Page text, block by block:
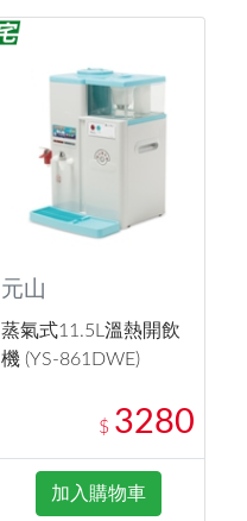
元山
蒸氣式11.5L溫熱開飲
機 (YS-861DWE)
$ 3280
加入購物車